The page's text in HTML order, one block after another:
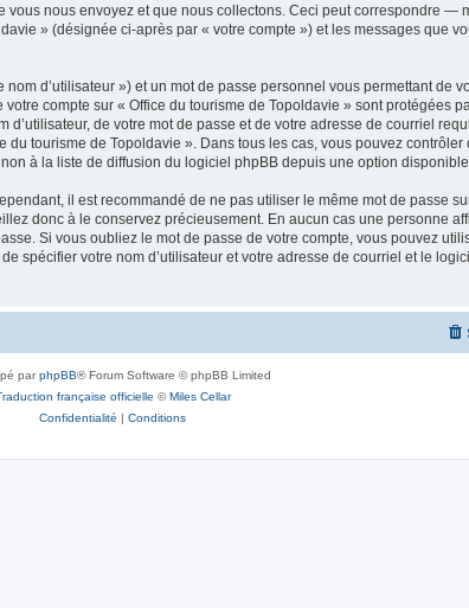
nous envoyez et que nous collectons. Ceci peut correspondre —
» (désignée ci-après par « votre compte ») et les messages que
d’utilisateur ») et un mot de passe personnel vous permettant de
compte sur « Office du tourisme de Topoldavie » sont protégées
de votre mot de passe et de votre adresse de courriel
tourisme de Topoldavie ». Dans tous les cas, vous pouvez
à la liste de diffusion du logiciel phpBB depuis une option disponible
il est recommandé de ne pas utiliser le même mot de passe
donc à le conservez précieusement. En aucun cas une personne
Si vous oubliez le mot de passe de votre compte, vous pouvez
spécifier votre nom d’utilisateur et votre adresse de courriel et le
parphpBB® Forum Software © phpBB Limited
française officielle ©Miles Cellar
Confidentialité | Conditions